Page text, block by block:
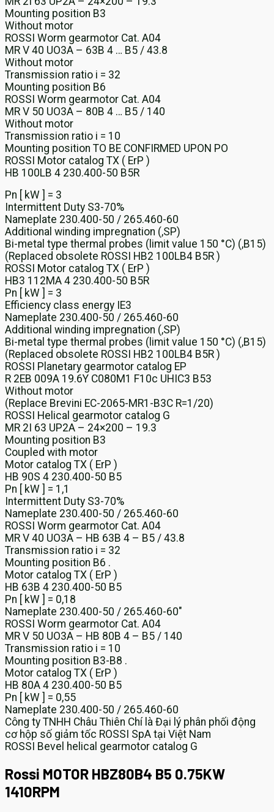
Mounting position B3
Without motor
ROSSI Worm gearmotor Cat. A04
MR V 40 UO3A – 63B 4 … B5 / 43.8
Without motor
Transmission ratio i = 32
Mounting position B6
ROSSI Worm gearmotor Cat. A04
MR V 50 UO3A – 80B 4 … B5 / 140
Without motor
Transmission ratio i = 10
Mounting position TO BE CONFIRMED UPON PO
ROSSI Motor catalog TX ( ErP )
HB 100LB 4 230.400-50 B5R
Pn [ kW ] = 3
Intermittent Duty S3-70%
Nameplate 230.400-50 / 265.460-60
Additional winding impregnation (,SP)
Bi-metal type thermal probes (limit value 150 °C) (,B15)
(Replaced obsolete ROSSI HB2 100LB4 B5R )
ROSSI Motor catalog TX ( ErP )
HB3 112MA 4 230.400-50 B5R
Pn [ kW ] = 3
Efficiency class energy IE3
Nameplate 230.400-50 / 265.460-60
Additional winding impregnation (,SP)
Bi-metal type thermal probes (limit value 150 °C) (,B15)
(Replaced obsolete ROSSI HB2 100LB4 B5R )
ROSSI Planetary gearmotor catalog EP
R 2EB 009A 19.6Y C080M1 F10c UHIC3 B53
Without motor
(Replace Brevini EC-2065-MR1-B3C R=1/20)
ROSSI Helical gearmotor catalog G
MR 2I 63 UP2A – 24×200 – 19.3
Mounting position B3
Coupled with motor
Motor catalog TX ( ErP )
HB 90S 4 230.400-50 B5
Pn [ kW ] = 1,1
Intermittent Duty S3-70%
Nameplate 230.400-50 / 265.460-60
ROSSI Worm gearmotor Cat. A04
MR V 40 UO3A – HB 63B 4 – B5 / 43.8
Transmission ratio i = 32
Mounting position B6 .
Motor catalog TX ( ErP )
HB 63B 4 230.400-50 B5
Pn [ kW ] = 0,18
Nameplate 230.400-50 / 265.460-60″
ROSSI Worm gearmotor Cat. A04
MR V 50 UO3A – HB 80B 4 – B5 / 140
Transmission ratio i = 10
Mounting position B3-B8 .
Motor catalog TX ( ErP )
HB 80A 4 230.400-50 B5
Pn [ kW ] = 0,55
Nameplate 230.400-50 / 265.460-60
Công ty TNHH Châu Thiên Chí là Đại lý phân phối động
cơ hộp số giảm tốc ROSSI SpA tại Việt Nam
ROSSI Bevel helical gearmotor catalog G
Rossi MOTOR HBZ80B4 B5 0.75KW
1410RPM